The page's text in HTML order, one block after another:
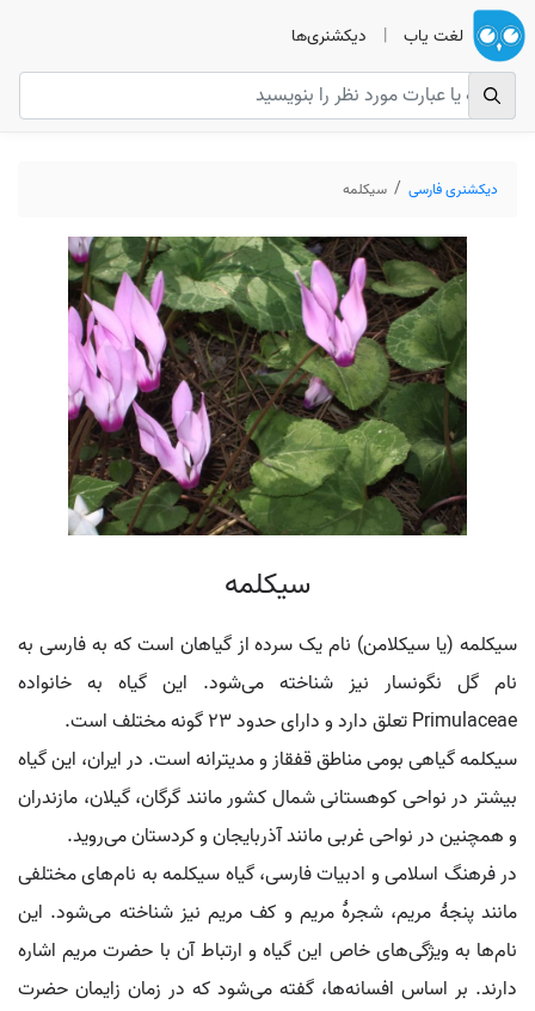
لغت یاب | دیکشنری‌ها
دیکشنری فارسی سیکلمه
سیکلمه
سیکلمه (یا سیکلامن) نام یک سرده از گیاهان است که به فارسی به
نام گل نگونسار نیز شناخته می‌شود. این گیاه به خانواده
Primulaceae تعلق دارد و دارای حدود ۲۳ گونه مختلف است.
سیکلمه گیاهی بومی مناطق قفقاز و مدیترانه است. در ایران، این گیاه
بیشتر در نواحی کوهستانی شمال کشور مانند گرگان، گیلان، مازندران
و همچنین در نواحی غربی مانند آذربایجان و کردستان می‌روید.
در فرهنگ اسلامی و ادبیات فارسی، گیاه سیکلمه به نام‌های مختلفی
مانند پنجهٔ مریم، شجرهٔ مریم و کف مریم نیز شناخته می‌شود. این
نام‌ها به ویژگی‌های خاص این گیاه و ارتباط آن با حضرت مریم اشاره
دارند. بر اساس افسانه‌ها، گفته می‌شود که در زمان زایمان حضرت